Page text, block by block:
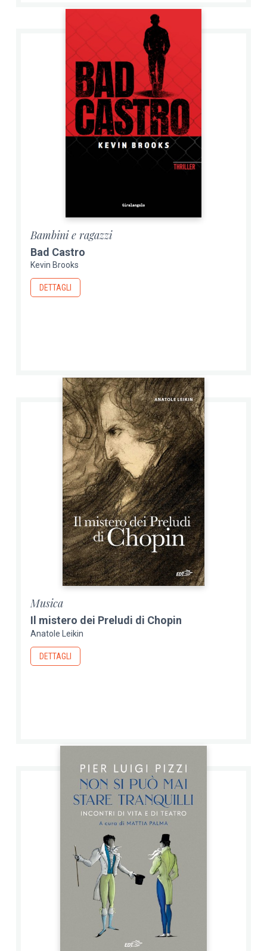
Bambini e ragazzi
Bad Castro
Kevin Brooks
DETTAGLI
Musica
Il mistero dei Preludi di Chopin
Anatole Leikin
DETTAGLI